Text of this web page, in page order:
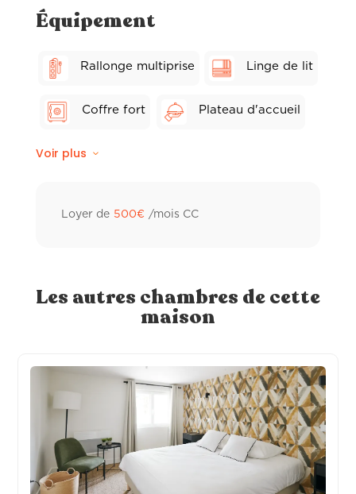
Équipement
Rallonge multiprise Linge de lit
Coffre fort Plateau d'accueil
Wifi fibre
TV individuelle connectée
Cafetière individuelle
Literie hôtelière 120 x 200
Voir plus
Loyer de 500€ /mois CC
Les autres chambres de cette
maison